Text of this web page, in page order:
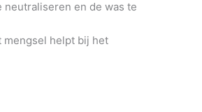
neutraliseren en de was te
mengsel helpt bij het